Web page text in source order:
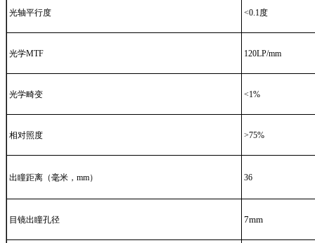
光轴平行度 <0.1度
光学MTF 120LP/mm
光学畸变 <1%
相对照度 >75%
出瞳距离（毫米，mm） 36
目镜出瞳孔径 7mm